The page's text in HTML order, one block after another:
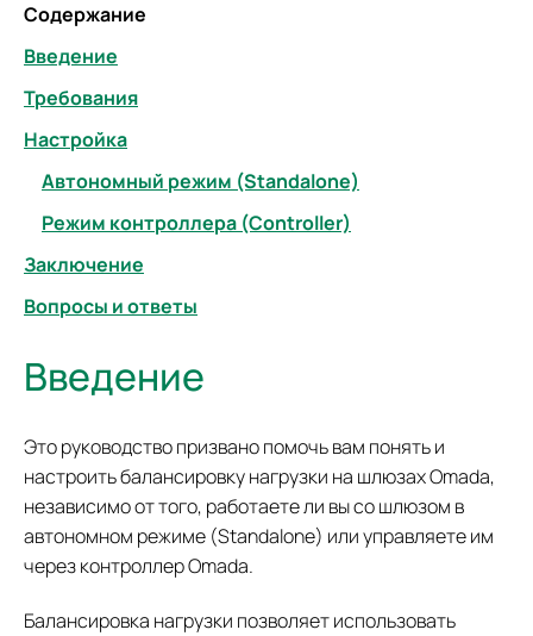
Содержание
Введение
Требования
Настройка
Автономный режим (Standalone)
Режим контроллера (Controller)
Заключение
Вопросы и ответы
Введение
Это руководство призвано помочь вам понять и
настроить балансировку нагрузки на шлюзах Omada,
независимо от того, работаете ли вы со шлюзом в
автономном режиме (Standalone) или управляете им
через контроллер Omada.
Балансировка нагрузки позволяет использовать